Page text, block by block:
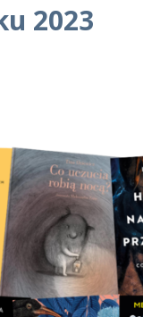
2023